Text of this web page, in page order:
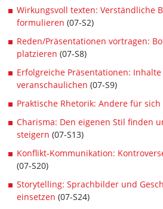
Wirkungsvoll texten: Verständliche
formulieren (07-S2)
Reden/Präsentationen vortragen:
platzieren (07-S8)
Erfolgreiche Präsentationen:
veranschaulichen (07-S9)
Praktische Rhetorik: Andere für
Charisma: Den eigenen Stil finden
steigern (07-S13)
Konflikt-Kommunikation:
(07-S20)
Storytelling: Sprachbilder und
einsetzen (07-S24)